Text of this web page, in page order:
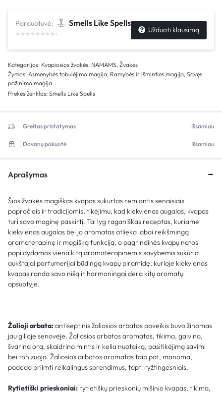
Parduotuvė: Smells Like Spells
Užduoti klausimą
Kategorijos: Kvapiosios žvakės, NAMAMS, Žvakės
Žymos: Asmenybės tobulėjimo magija, Ramybės ir išminties magija, Savęs
pažinimo magija
Prekės ženklas: Smells Like Spells
Greitas pristatymas Išsamiau
Dovanų pakuotė Išsamiau
Aprašymas
Šios žvakės magiškas kvapas sukurtas remiantis senaisiais
papročiais ir tradicijomis, tikėjimu, kad kiekvienas augalas, kvapas
turi savo maginę paskirtį. Tai lyg raganiškas receptas, kuriame
kiekvienas augalas bei jo aromatas atlieka labai reikšmingą
aromaterapinę ir magišką funkciją, o pagrindinės kvapų natos
papildydamos viena kitą aromaterapinėmis savybėmis sukuria
aukštajai parfumerijai būdingą kvapų piramidę, kurioje kiekvienas
kvapas randa savo nišą ir harmoningai dera kitų aromatų
apsuptyje.
Žalioji arbata:antiseptinis žaliosios arbatos poveikis buvo žinomas
jau gilioje senovėje. Žaliosios arbatos aromatas, tikima, gaivina,
švarina orą, skaidrina mintis ir kelia nuotaiką, pasitikėjimą savimi
bei tonizuoja. Žaliosios arbatos aromatas taip pat, manoma,
padeda priimti reikalingus sprendimus, tapti ryžtingesniais.
Rytietiški prieskoniai: rytietiškų prieskonių mišinio kvapas, tikima,